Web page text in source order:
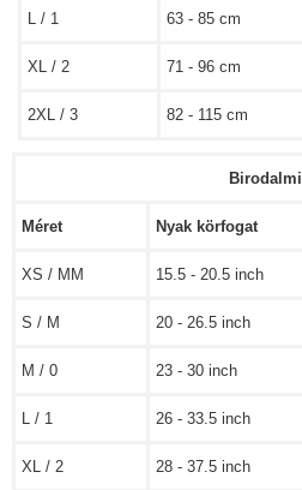
L / 1 63 - 85 cm
XL / 2 71 - 96 cm
2XL / 3 82 - 115 cm
Birodalmi
Méret Nyak körfogat
XS / MM 15.5 - 20.5 inch
S / M 20 - 26.5 inch
M / 0 23 - 30 inch
L / 1 26 - 33.5 inch
XL / 2 28 - 37.5 inch